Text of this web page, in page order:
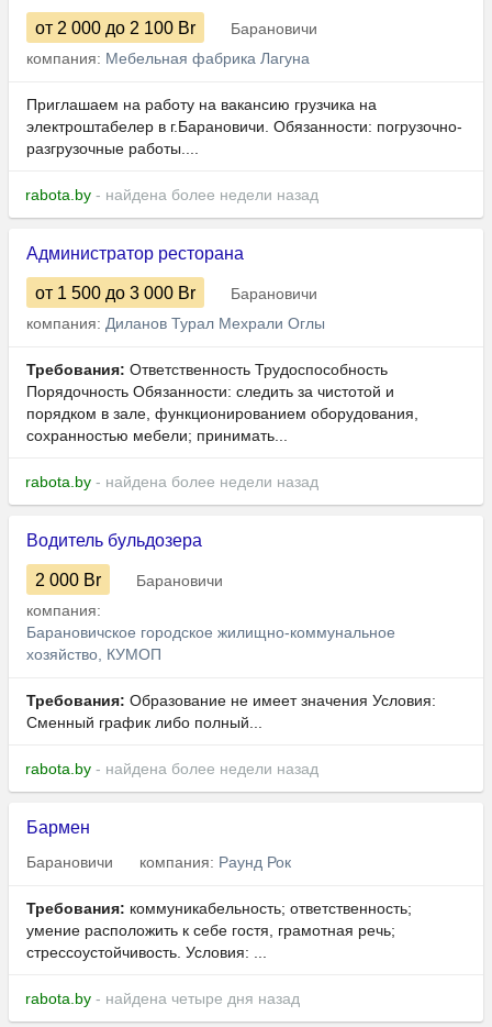
от 2 000 до 2 100 Br
Барановичи
компания: Мебельная фабрика Лагуна
Приглашаем на работу на вакансию грузчика на
электроштабелер в г.Барановичи. Обязанности: погрузочно-
разгрузочные работы....
rabota.by - найдена более недели назад
Администратор ресторана
от 1 500 до 3 000 Br
Барановичи
компания: Диланов Турал Мехрали Оглы
Требования: Ответственность Трудоспособность
Порядочность Обязанности: следить за чистотой и
порядком в зале, функционированием оборудования,
сохранностью мебели; принимать...
rabota.by - найдена более недели назад
Водитель бульдозера
2 000 Br
Барановичи
компания:
Барановичское городское жилищно-коммунальное
хозяйство, КУМОП
Требования: Образование не имеет значения Условия:
Сменный график либо полный...
rabota.by - найдена более недели назад
Бармен
Барановичи компания: Раунд Рок
Требования: коммуникабельность; ответственность;
умение расположить к себе гостя, грамотная речь;
стрессоустойчивость. Условия: ...
rabota.by - найдена четыре дня назад